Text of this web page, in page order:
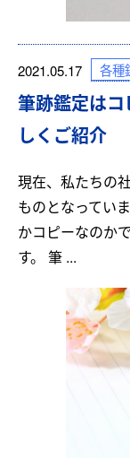
2021.05.17 各種
筆跡鑑定は
しくご紹介
現在、私たちの
ものとなってい
かコピーなのか
す。 筆 ...